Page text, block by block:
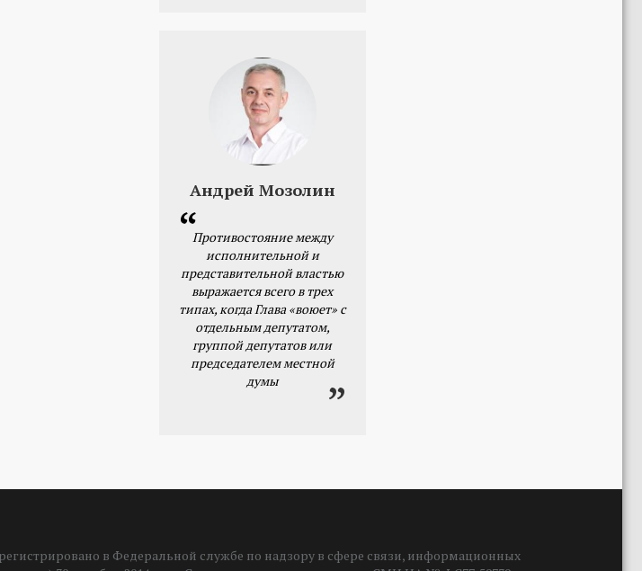
Андрей Мозолин
Противостояние между
исполнительной и
представительной властью
выражается всего в трех
типах, когда Глава «воюет» с
отдельным депутатом,
группой депутатов или
председателем местной
думы
в Федеральной службе по надзору в сфере связи, информационных